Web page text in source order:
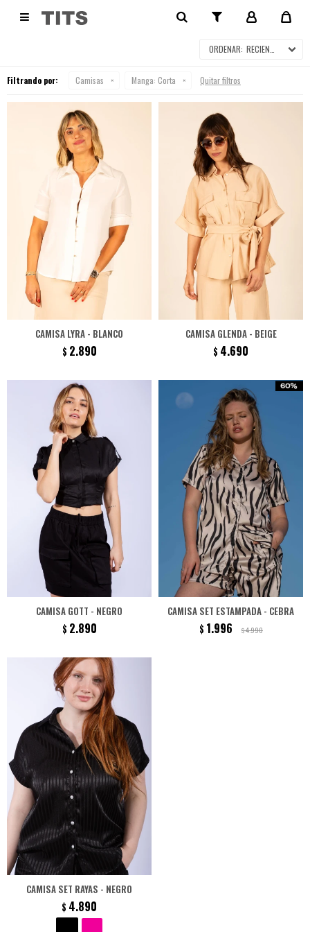
 CAMISAS
RECIENTES
Filtrando por: Camisas Manga: Corta Quitar filtros
CAMISA LYRA - BLANCO
$ 2.890
CAMISA GLENDA - BEIGE
$ 4.690
CAMISA GOTT - NEGRO
$ 2.890
CAMISA SET ESTAMPADA - CEBRA
$ 1.996 $4.990
CAMISA SET RAYAS - NEGRO
$ 4.890